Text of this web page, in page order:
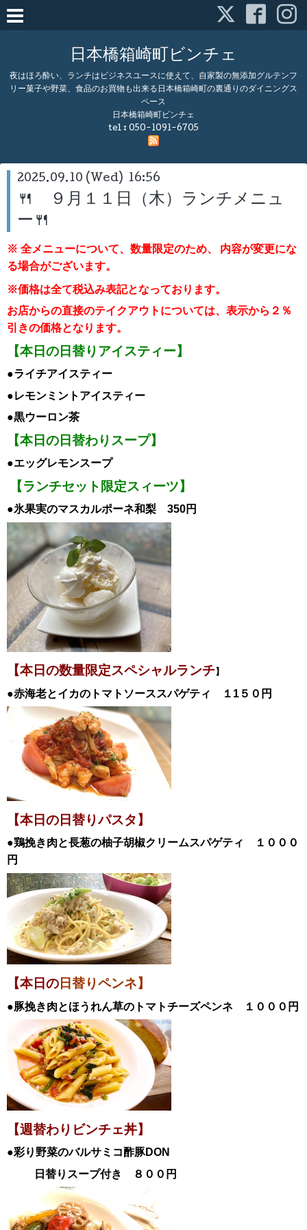
日本橋箱崎町ビンチェ
夜はほろ酔い、ランチはビジネスユースに使えて、自家製の無添加グルテンフ
リー菓子や野菜、食品のお買物も出来る日本橋箱崎町の裏通りのダイニングス
ペース
日本橋箱崎町ビンチェ
tel : 050-1091-6705
2025.09.10 (Wed) 16:56
🍴 ９月１１日（木）ランチメニュ
ー🍴
※ 全メニューについて、数量限定のため、
内容が変更にな
る場合がございます。
※価格は全て税込み表記となっております。
お店からの直接のテイクアウトについては、表示から２％
引きの価格となります。
【本日の日替りアイスティー】
●ライチアイスティー
●レモンミント アイスティー
●黒ウーロン茶
【本日の日替わりスープ】
●エッグレモンスープ
【ランチセット限定スィーツ】
●氷果実のマスカルポーネ和梨 350円
【本日の数量限定スペシャルランチ】
●赤海老とイカのトマトソーススパゲティ １1５０ 円
【本日の日替りパスタ】
●鶏挽き肉と長葱の柚子胡椒クリームスパゲティ
１０００
円
【本日の 日替りペンネ】
●豚挽き肉とほうれん草のトマトチーズペンネ １０００円
【週替わりビンチェ丼】
●彩り野菜のバルサミコ酢豚DON
日替りスープ付き ８００円